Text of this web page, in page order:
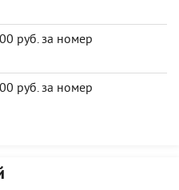
руб. за номер
руб. за номер